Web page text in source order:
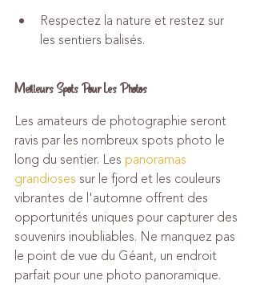
Respectez la nature et restez sur
les sentiers balisés.
Meilleurs Spots Pour Les Photos
Les amateurs de photographie seront
ravis par les nombreux spots photo le
long du sentier. Les panoramas
grandioses sur le fjord et les couleurs
vibrantes de l'automne offrent des
opportunités uniques pour capturer des
souvenirs inoubliables. Ne manquez pas
le point de vue du Géant, un endroit
parfait pour une photo panoramique.